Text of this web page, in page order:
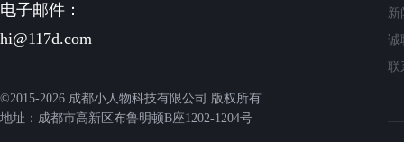
电子邮件：
hi@117d.com
©2015-2026 成都小人物科技有限公司 版权所有
地址：成都市高新区布鲁明顿B座1202-1204号
新
诚
联